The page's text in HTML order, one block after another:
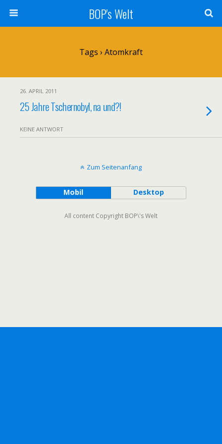
BOP's Welt
Tags › Atomkraft
26. APRIL 2011
25 Jahre Tschernobyl, na und?!
KEINE ANTWORT
Zum Seitenanfang
Mobil Desktop
All content Copyright BOP\'s Welt